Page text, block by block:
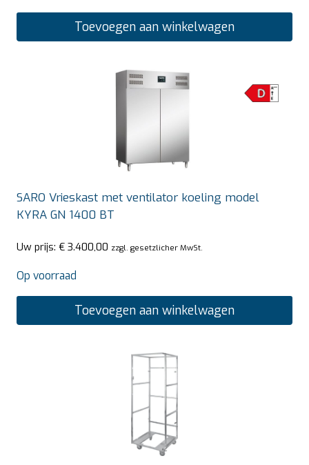
Toevoegen aan winkelwagen
SARO Vrieskast met ventilator koeling model
KYRA GN 1400 BT
Uw prijs: € 3.400,00 zzgl. gesetzlicher MwSt.
Op voorraad
Toevoegen aan winkelwagen